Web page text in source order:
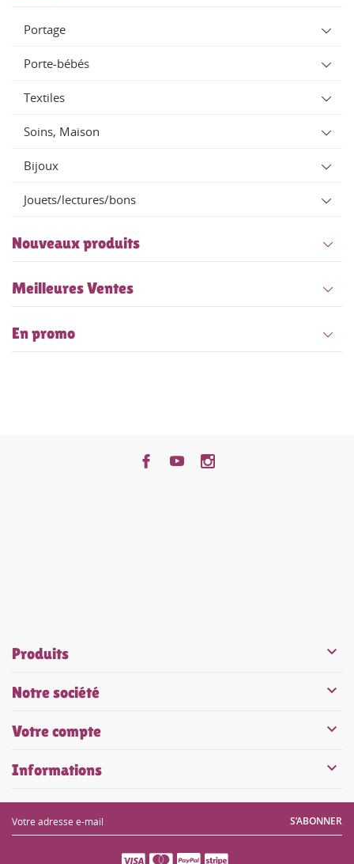
Portage
Porte-bébés
Textiles
Soins, Maison
Bijoux
Jouets/lectures/bons
Nouveaux produits
Meilleures Ventes
En promo
Produits 
Notre société 
Votre compte 
Informations 
S’ABONNER